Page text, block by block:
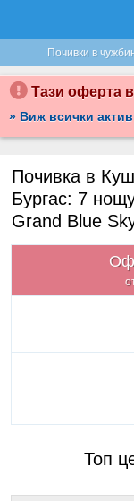
Почивки в
Тази оферта
» Виж всички
Почивка в
Бургас: 7
Grand Blue
Топ